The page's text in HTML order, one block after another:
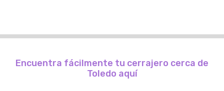
Encuentra fácilmente tu cerrajero cerca de
Toledo aquí